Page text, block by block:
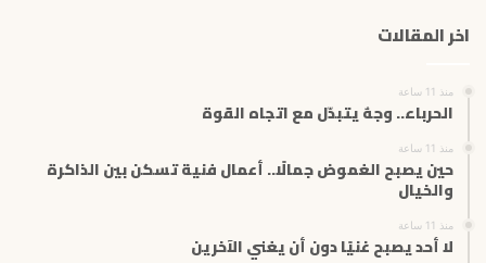
ت
ن
اخر المقالات
منذ 11 ساعة
الحرباء.. وجهٌ يتبدّل مع اتجاه القوة
منذ 11 ساعة
حين يصبح الغموض جمالًا.. أعمال فنية تسكن بين الذاكرة
والخيال
منذ 11 ساعة
لا أحد يصبح غنيًا دون أن يغني الآخرين